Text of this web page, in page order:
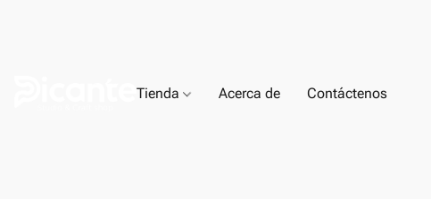
Tienda Acerca de Contáctenos